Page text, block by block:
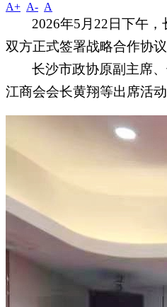
A+ A- A
2026年5月22日下午
双方正式签署战略合作协
长沙市政协原副主席、
江商会会长黄翔等出席活